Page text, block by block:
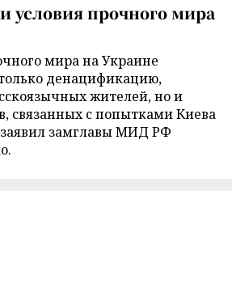
условия прочного мира
мира на Украине
денацификацию,
жителей, но и
связанных с попытками Киева
замглавы МИД РФ